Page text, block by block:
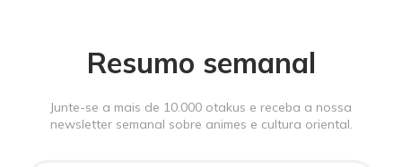
Resumo semanal
Junte-se a mais de 10.000 otakus e receba a nossa
newsletter semanal sobre animes e cultura oriental.